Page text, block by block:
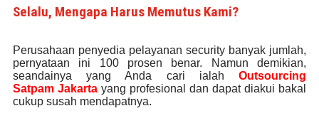
Selalu, Mengapa Harus Memutus Kami?
Perusahaan penyedia pelayanan security banyak jumlah,
pernyataan ini 100 prosen benar. Namun demikian,
seandainya yang Anda cari ialah Outsourcing
Satpam Jakarta yang profesional dan dapat diakui bakal
cukup susah mendapatnya.